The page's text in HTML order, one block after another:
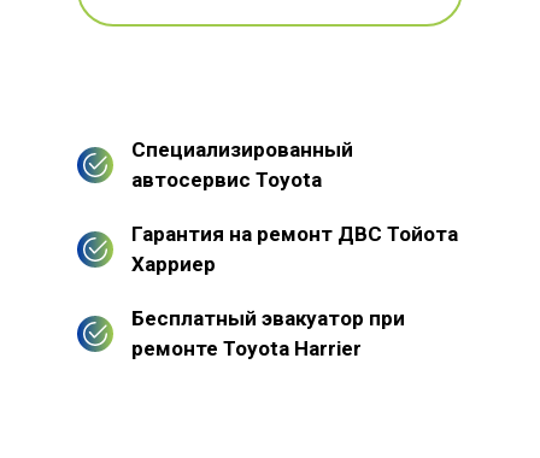
Специализированный
автосервис Toyota
Гарантия на ремонт ДВС Тойота
Харриер
Бесплатный эвакуатор при
ремонте Toyota Harrier